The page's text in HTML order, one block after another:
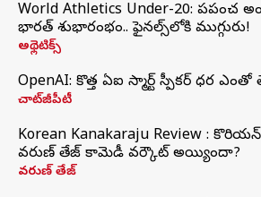
World Athletics Under-20: ప్రపంచ
భారత్‌ శుభారంభం.. ఫైనల్స్‌లోకి ముగ్గురు!
అథ్లెటిక్స్
OpenAI: కొత్త ఏఐ స్మార్ట్ స్పీకర్ ధర
చాట్‌జీపీటీ
Korean Kanakaraju Review :
వరుణ్ తేజ్ కామెడీ వర్కౌట్ అయ్యిందా?
వరుణ్ తేజ్